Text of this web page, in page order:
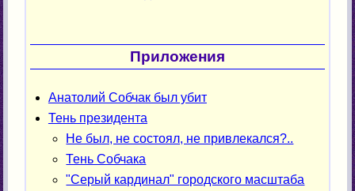
Приложения
Анатолий Собчак был убит
Тень президента
Не был, не состоял, не привлекался?..
Тень Собчака
"Серый кардинал" городского масштаба